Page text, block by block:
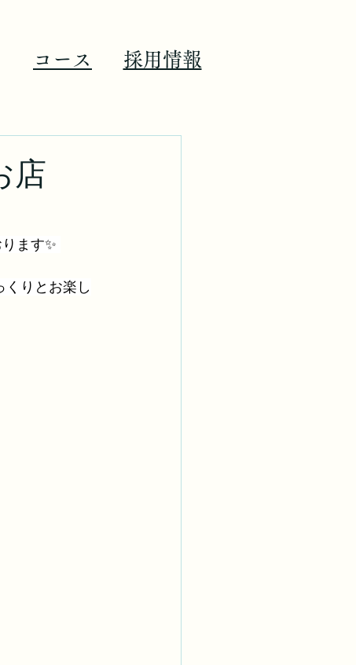
コース ​採用情報
店
ます✨
りとお楽し